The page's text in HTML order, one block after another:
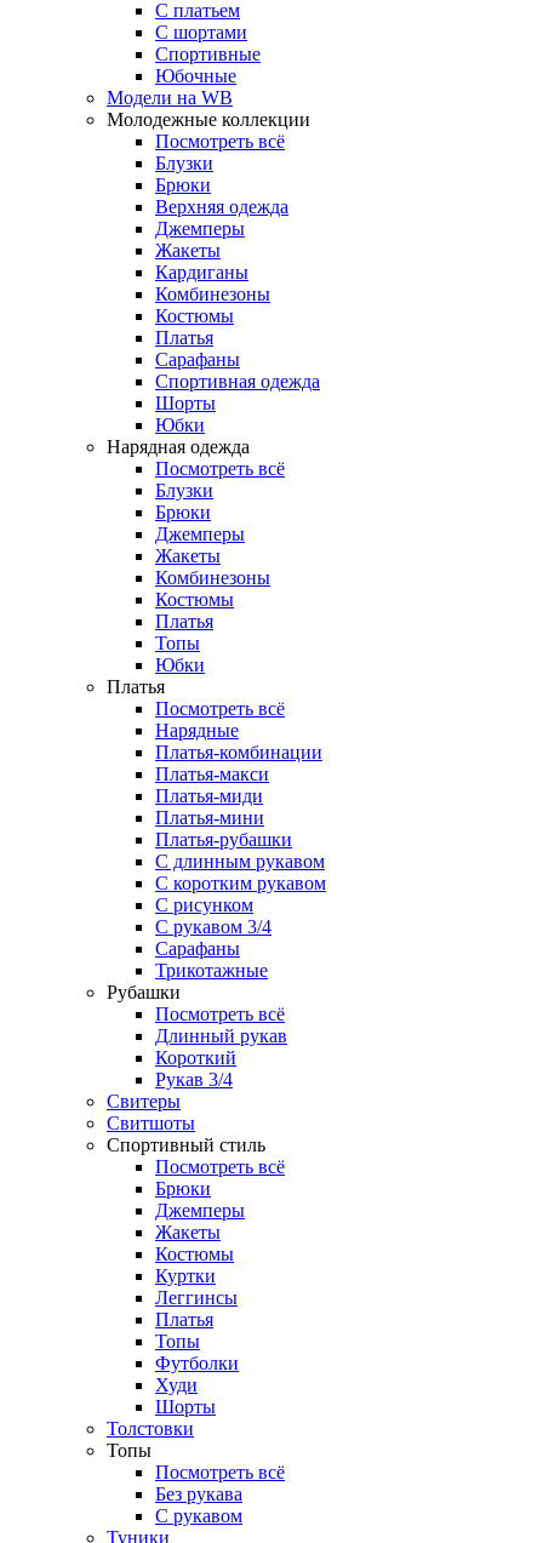
С платьем
С шортами
Спортивные
Юбочные
Модели на WB
Молодежные коллекции
Посмотреть всё
Блузки
Брюки
Верхняя одежда
Джемперы
Жакеты
Кардиганы
Комбинезоны
Костюмы
Платья
Сарафаны
Спортивная одежда
Шорты
Юбки
Нарядная одежда
Посмотреть всё
Блузки
Брюки
Джемперы
Жакеты
Комбинезоны
Костюмы
Платья
Топы
Юбки
Платья
Посмотреть всё
Нарядные
Платья-комбинации
Платья-макси
Платья-миди
Платья-мини
Платья-рубашки
С длинным рукавом
С коротким рукавом
С рисунком
С рукавом 3/4
Сарафаны
Трикотажные
Рубашки
Посмотреть всё
Длинный рукав
Короткий
Рукав 3/4
Свитеры
Свитшоты
Спортивный стиль
Посмотреть всё
Брюки
Джемперы
Жакеты
Костюмы
Куртки
Леггинсы
Платья
Топы
Футболки
Худи
Шорты
Толстовки
Топы
Посмотреть всё
Без рукава
С рукавом
Туники